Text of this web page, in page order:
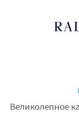
Великолепное